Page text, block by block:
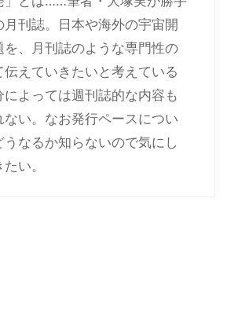
月刊誌。日本や海外の宇宙開
を、月刊誌のような専門性の
えていきたいと考えている
によっては週刊誌的な内容も
い。なお発行ペースについ
うなるか知らないので気にし
い。